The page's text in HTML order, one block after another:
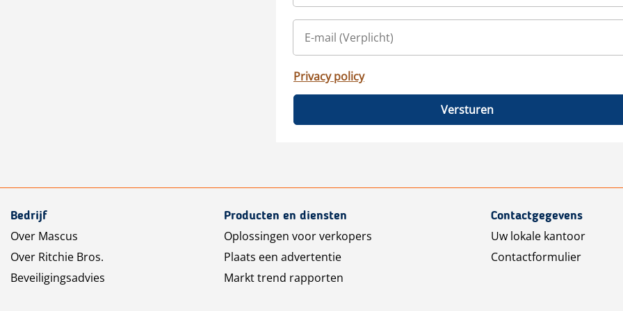
Privacy policy
Versturen
Bedrijf
Over Mascus
Over Ritchie Bros.
Beveiligingsadvies
Producten en diensten
Oplossingen voor verkopers
Plaats een advertentie
Markt trend rapporten
Contactgegevens
Uw lokale kantoor
Contactformulier